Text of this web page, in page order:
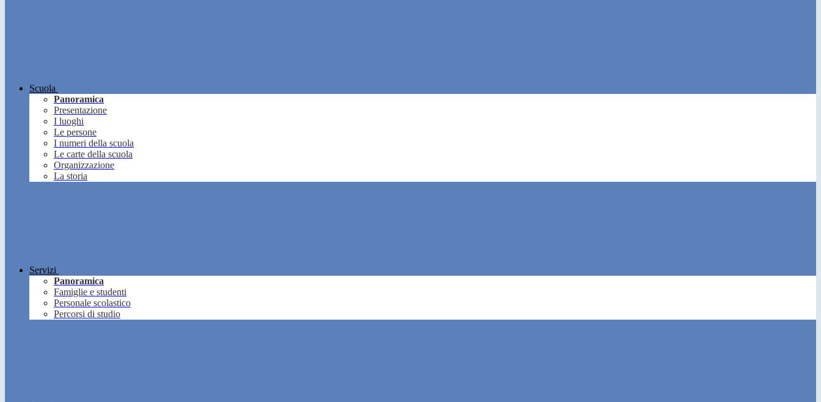
Scuola
Panoramica
Presentazione
I luoghi
Le persone
I numeri della scuola
Le carte della scuola
Organizzazione
La storia
Servizi
Panoramica
Famiglie e studenti
Personale scolastico
Percorsi di studio